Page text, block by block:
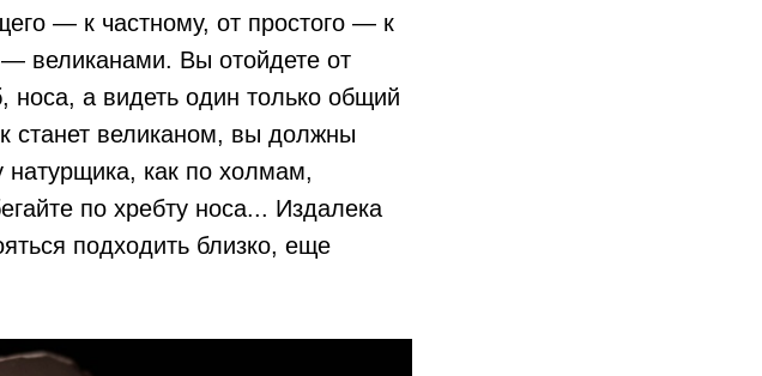
— к частному, от простого — к
великанами. Вы отойдете от
носа, а видеть один только общий
станет великаном, вы должны
натурщика, как по холмам,
по хребту носа... Издалека
подходить близко, еще